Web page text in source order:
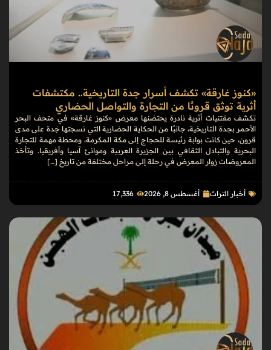
«كنوز غارقة» تكشف أسرار جدة التاريخية.. مكتشفات
أثرية توثق قرونًا من التجارة والتواصل الحضاري
تكشف مقتنيات أثرية نادرة يحتضنها معرض «كنوز غارقة» في متحف البحر
الأحمر بجدة التاريخية، جانبًا من الحكاية الحضارية التي نسجتها جدة على مدى
قرون، حين كانت بوابة رئيسة للحجاج إلى مكة المكرمة، ومحطة مهمة للتجارة
البحرية والتبادل الثقافي بين الجزيرة العربية وموانئ آسيا وأفريقيا. وتأخذ
المعروضات زوار المعرض في رحلة إلى مراحل مختلفة من تاريخ […]
أخبار التراث أغسطس 8, 2026 17٬336